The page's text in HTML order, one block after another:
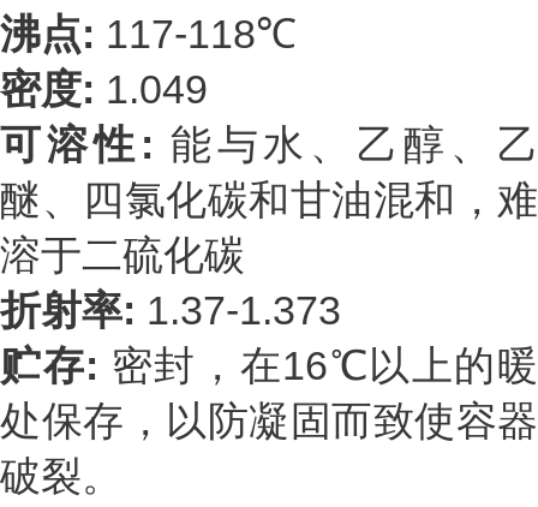
沸点: 117-118℃
密度: 1.049
可溶性: 能与水、乙醇、乙
醚、四氯化碳和甘油混和，难
溶于二硫化碳
折射率: 1.37-1.373
贮存: 密封，在16℃以上的暖
处保存，以防凝固而致使容器
破裂。